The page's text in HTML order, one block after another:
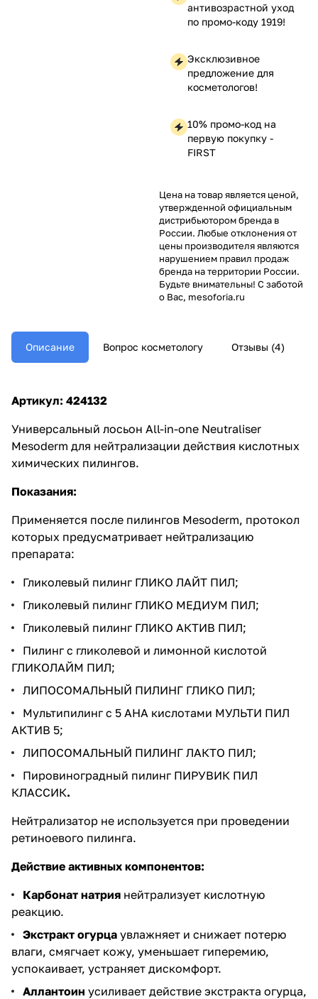
антивозрастной уход
по промо-коду 1919!
Эксклюзивное
предложение для
косметологов!
10% промо-код на
первую покупку -
FIRST
Цена на товар является ценой,
утвержденной официальным
дистрибьютором бренда в
России. Любые отклонения от
цены производителя являются
нарушением правил продаж
бренда на территории России.
Будьте внимательны! С заботой
о Вас, mesoforia.ru
Описание Вопрос косметологу Отзывы (4)
Артикул: 424132
Универсальный лосьон All-in-one Neutraliser
Mesoderm для нейтрализации действия кислотных
химических пилингов.
Показания:
Применяется после пилингов Mesoderm, протокол
которых предусматривает нейтрализацию
препарата:
Гликолевый пилинг ГЛИКО ЛАЙТ ПИЛ;
Гликолевый пилинг ГЛИКО МЕДИУМ ПИЛ;
Гликолевый пилинг ГЛИКО АКТИВ ПИЛ;
Пилинг с гликолевой и лимонной кислотой
ГЛИКОЛАЙМ ПИЛ;
ЛИПОСОМАЛЬНЫЙ ПИЛИНГ ГЛИКО ПИЛ;
Мультипилинг с 5 АНА кислотами МУЛЬТИ ПИЛ
АКТИВ 5;
ЛИПОСОМАЛЬНЫЙ ПИЛИНГ ЛАКТО ПИЛ;
Пировиноградный пилинг ПИРУВИК ПИЛ
КЛАССИК.
Нейтрализатор не используется при проведении
ретиноевого пилинга.
Действие активных компонентов:
Карбонат натрия нейтрализует кислотную
реакцию.
Экстракт огурца увлажняет и снижает потерю
влаги, смягчает кожу, уменьшает гиперемию,
успокаивает, устраняет дискомфорт.
Аллантоин усиливает действие экстракта огурца,